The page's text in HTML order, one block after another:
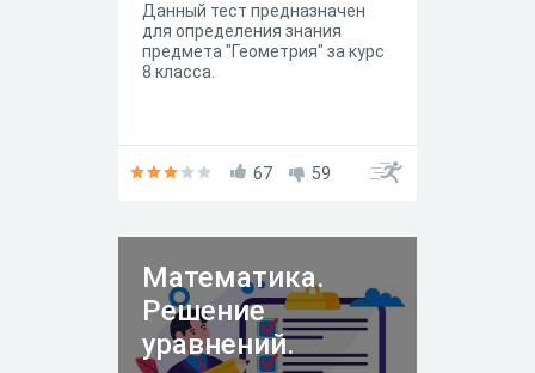
Данный тест предназначен
для определения знания
предмета "Геометрия" за курс
8 класса.
67 59
Математика.
Решение
уравнений.